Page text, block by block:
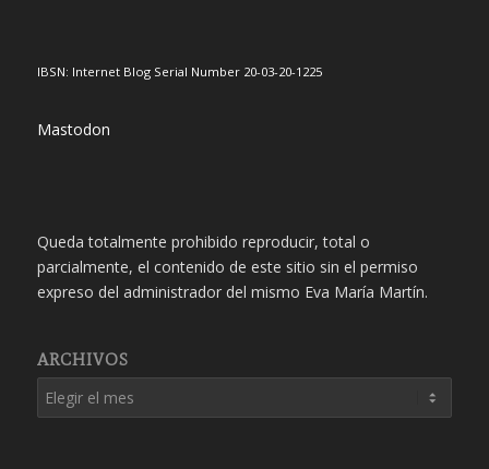
IBSN: Internet Blog Serial Number 20-03-20-1225
Mastodon
Queda totalmente prohibido reproducir, total o
parcialmente, el contenido de este sitio sin el permiso
expreso del administrador del mismo Eva María Martín.
ARCHIVOS